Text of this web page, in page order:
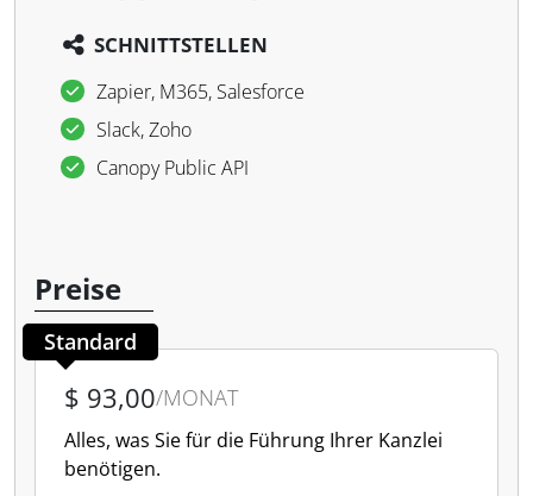
SCHNITTSTELLEN
Zapier, M365, Salesforce
Slack, Zoho
Canopy Public API
Preise
Standard
$ 93,00/MONAT
Alles, was Sie für die Führung Ihrer Kanzlei
benötigen.